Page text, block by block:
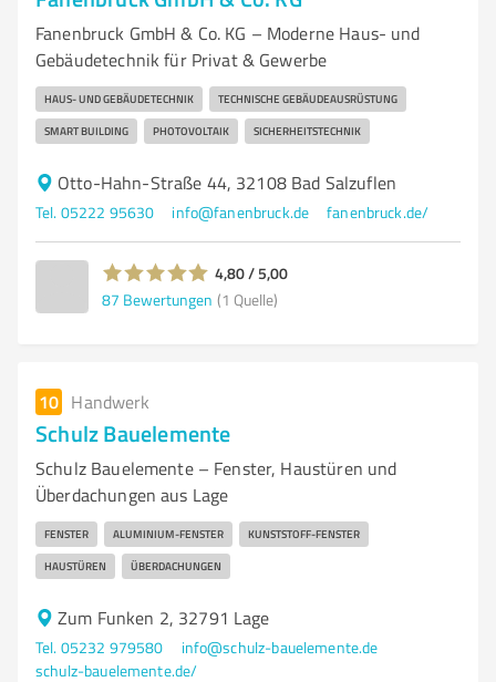
Fanenbruck GmbH & Co. KG – Moderne Haus- und
Gebäudetechnik für Privat & Gewerbe
HAUS- UND GEBÄUDETECHNIK TECHNISCHE GEBÄUDEAUSRÜSTUNG
SMART BUILDING PHOTOVOLTAIK SICHERHEITSTECHNIK
Otto-Hahn-Straße 44, 32108 Bad Salzuflen
Tel. 05222 95630 info@fanenbruck.de fanenbruck.de/
4,80 / 5,00
87 Bewertungen (1 Quelle)
10 Handwerk
Schulz Bauelemente
Schulz Bauelemente – Fenster, Haustüren und
Überdachungen aus Lage
FENSTER ALUMINIUM-FENSTER KUNSTSTOFF-FENSTER
HAUSTÜREN ÜBERDACHUNGEN
Zum Funken 2, 32791 Lage
Tel. 05232 979580
info@schulz-bauelemente.de
schulz-bauelemente.de/